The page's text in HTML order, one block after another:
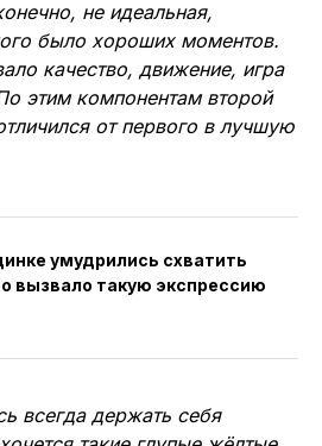
не идеальная,
было хороших моментов.
качество, движение, игра
этим компонентам второй
от первого в лучшую
умудрились схватить
вызвало такую экспрессию
всегда держать себя